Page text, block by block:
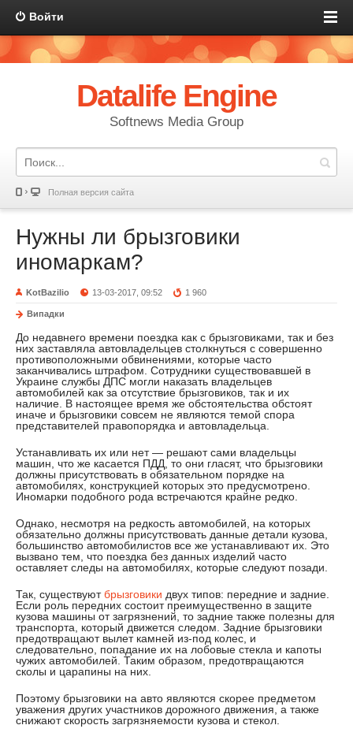
Войти
Datalife Engine
Softnews Media Group
Полная версия сайта
Нужны ли брызговики
иномаркам?
KotBazilio 13-03-2017, 09:52 1 960
Випадки
До недавнего времени поездка как с брызговиками, так и без
них заставляла автовладельцев столкнуться с совершенно
противоположными обвинениями, которые часто
заканчивались штрафом. Сотрудники существовавшей в
Украине службы ДПС могли наказать владельцев
автомобилей как за отсутствие брызговиков, так и их
наличие. В настоящее время же обстоятельства обстоят
иначе и брызговики совсем не являются темой спора
представителей правопорядка и автовладельца.
Устанавливать их или нет — решают сами владельцы
машин, что же касается ПДД, то они гласят, что брызговики
должны присутствовать в обязательном порядке на
автомобилях, конструкцией которых это предусмотрено.
Иномарки подобного рода встречаются крайне редко.
Однако, несмотря на редкость автомобилей, на которых
обязательно должны присутствовать данные детали кузова,
большинство автомобилистов все же устанавливают их. Это
вызвано тем, что поездка без данных изделий часто
оставляет следы на автомобилях, которые следуют позади.
Так, существуютбрызговики двух типов: передние и задние.
Если роль передних состоит преимущественно в защите
кузова машины от загрязнений, то задние также полезны для
транспорта, который движется следом. Задние брызговики
предотвращают вылет камней из-под колес, и
следовательно, попадание их на лобовые стекла и капоты
чужих автомобилей. Таким образом, предотвращаются
сколы и царапины на них.
Поэтому брызговики на авто являются скорее предметом
уважения других участников дорожного движения, а также
снижают скорость загрязняемости кузова и стекол.